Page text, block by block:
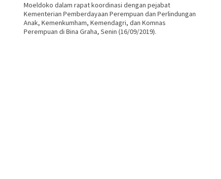
Moeldoko dalam rapat koordinasi dengan pejabat
Kementerian Pemberdayaan Perempuan dan Perlindungan
Anak, Kemenkumham, Kemendagri, dan Komnas
Perempuan di Bina Graha, Senin (16/09/2019).